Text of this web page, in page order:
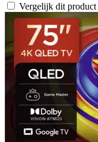
Vergelijk dit product